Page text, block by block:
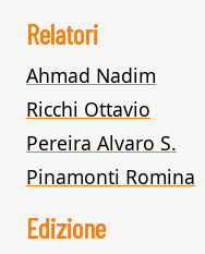
Relatori
Ahmad Nadim
Ricchi Ottavio
Pereira Alvaro S.
Pinamonti Romina
Edizione